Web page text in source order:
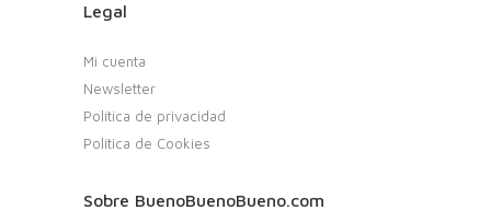
Legal
Mi cuenta
Newsletter
Política de privacidad
Política de Cookies
Sobre BuenoBuenoBueno.com